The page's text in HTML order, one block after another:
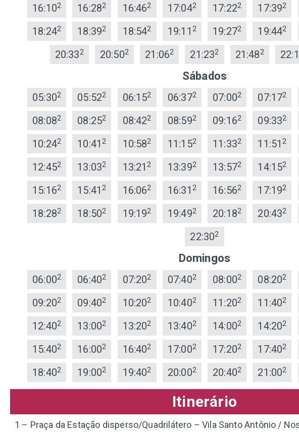
16:102 16:282 16:462 17:042 17:222 17:392
18:242 18:392 18:542 19:11 2 19:272 19:442
20:332 20:502 21:062 21:232 21:482
Sábados
05:302 05:522 06:152 06:372 07:002 07:172
08:082 08:252 08:422 08:592 09:162 09:332
10:242 10:412 10:582 11:152 11:332 11:512
12:452 13:032 13:212 13:392 13:572 14:152
15:162 15:412 16:062 16:31 2 16:562 17:192
18:282 18:502 19:192 19:492 20:182 20:432
22:302
Domingos
06:002 06:402 07:202 07:402 08:002 08:202
09:202 09:402 10:202 10:402 11:202 11:402
12:402 13:002 13:202 13:402 14:002 14:202
15:402 16:002 16:402 17:002 17:202 17:402
18:402 19:002 19:402 20:002 20:402 21:002
Itinerário
1 – Praça da Estação disperso/Quadrilátero – Vila Santo Antônio /